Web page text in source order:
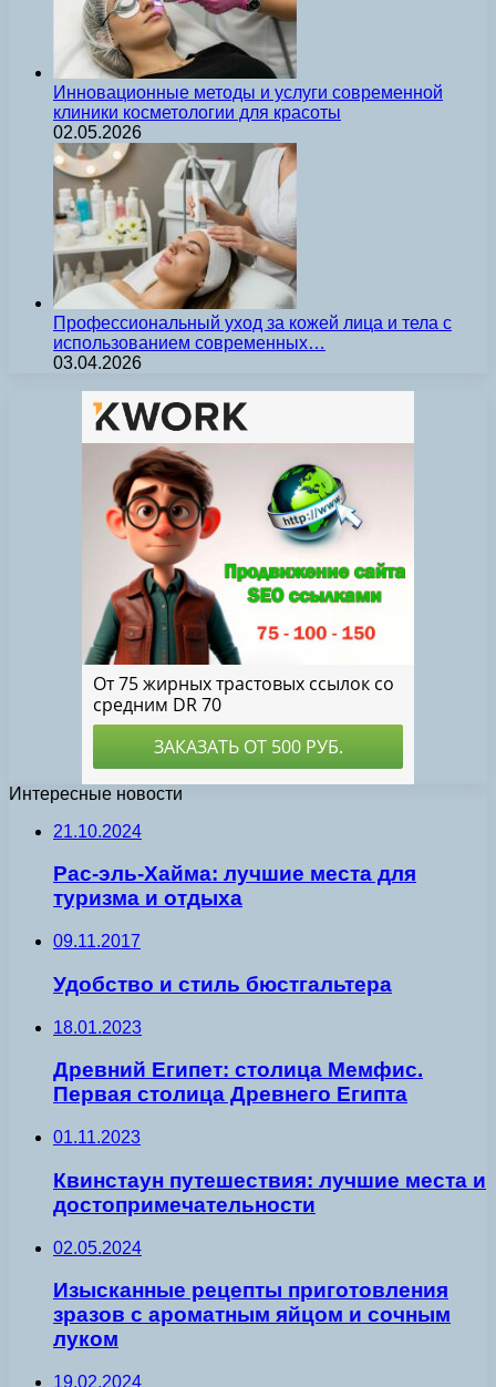
Инновационные методы и услуги современной
клиники косметологии для красоты
02.05.2026
Профессиональный уход за кожей лица и тела с
использованием современных…
03.04.2026
Интересные новости
21.10.2024
Рас-эль-Хайма: лучшие места для
туризма и отдыха
09.11.2017
Удобство и стиль бюстгальтера
18.01.2023
Древний Египет: столица Мемфис.
Первая столица Древнего Египта
01.11.2023
Квинстаун путешествия: лучшие места и
достопримечательности
02.05.2024
Изысканные рецепты приготовления
зразов с ароматным яйцом и сочным
луком
19.02.2024